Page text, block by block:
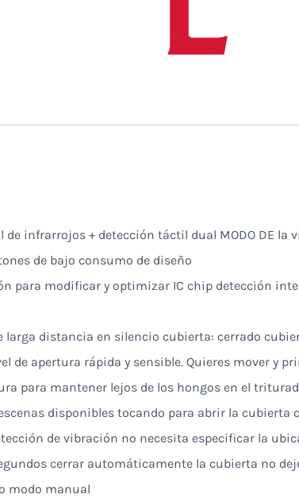
infrarrojos + detección táctil dual MODO DE la
de bajo consumo de diseño
para modificar y optimizar IC chip detección
distancia en silencio cubierta: cerrado
de apertura rápida y sensible. Quieres mover y
para mantener lejos de los hongos en el
disponibles tocando para abrir la cubierta
de vibración no necesita especificar la
cerrar automáticamente la cubierta no
modo manual